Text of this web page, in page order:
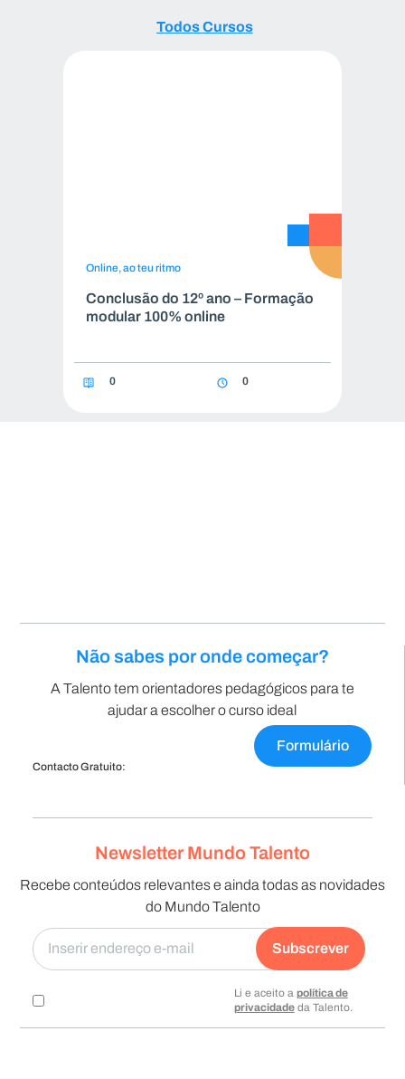
Todos Cursos
Online, ao teu ritmo
Conclusão do 12º ano – Formação
modular 100% online
0 0
Não sabes por onde começar?
A Talento tem orientadores pedagógicos para te
ajudar a escolher o curso ideal
Contacto Gratuito:
Formulário
Newsletter Mundo Talento
Recebe conteúdos relevantes e ainda todas as novidades
do Mundo Talento
Li e aceito a política de
privacidadeda Talento.
Subscrever